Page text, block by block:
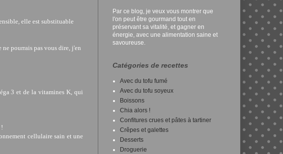
elle est substituable
pourrais pas vous dire, j'en
3 et de la vitamines K, qui
cellulaire sain et une
Par ce blog, je veux vous montrer que
l'on peut être gourmand tout en
préservant sa vitalité, et gagner en
énergie, avec une alimentation saine et
savoureuse.
Catégories de recettes
Avec du tofu fumé
Avec du tofu soyeux
Boissons
Chia alors !
Confitures crues et pâtes à tartiner
Crêpes et galettes
Desserts
Droguerie